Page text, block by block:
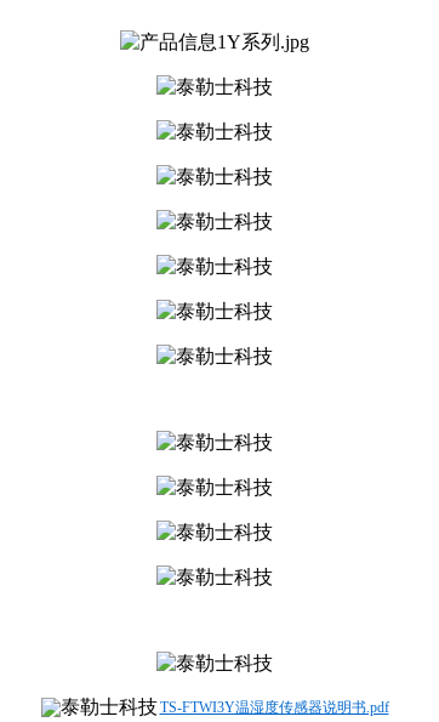
TS-FTWI3Y温湿度传感器说明书.pdf